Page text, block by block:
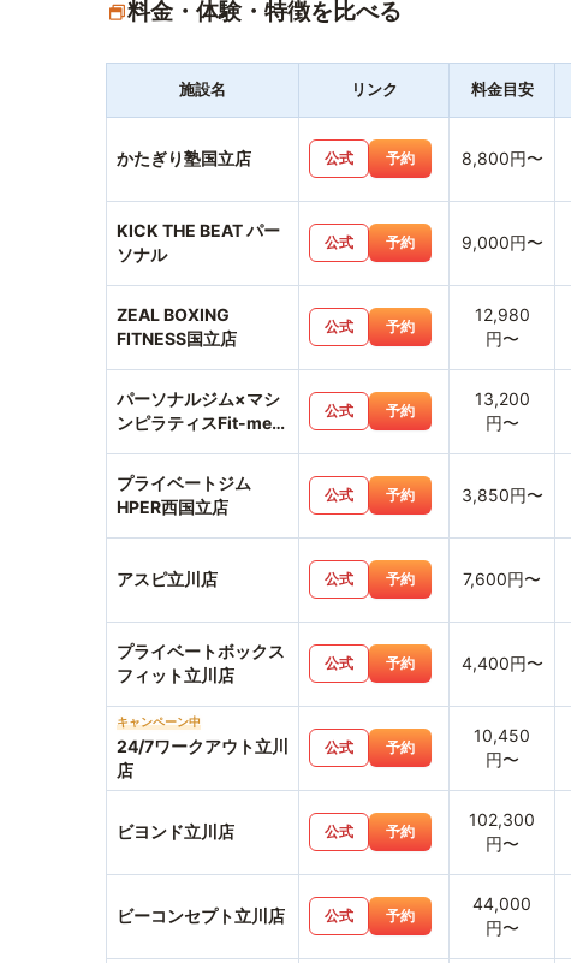
料金・体験・特徴を比べる
施設名 リンク 料金目安
かたぎり塾国立店 公式 予約 8,800円〜
KICK THE BEAT パー
ソナル
公式 予約 9,000円〜
ZEAL BOXING
FITNESS国立店
公式 予約
12,980
円〜
パーソナルジム×マシ
ンピラティスFit-me西
公式 予約
13,200
円〜
プライベートジム
HPER西国立店
公式 予約 3,850円〜
アスピ立川店 公式 予約 7,600円〜
プライベートボックス
フィット立川店
公式 予約 4,400円〜
キャンペーン中
24/7ワークアウト立川
店
公式 予約
10,450
円〜
ビヨンド立川店 公式 予約
102,300
円〜
ビーコンセプト立川店 公式 予約
44,000
円〜